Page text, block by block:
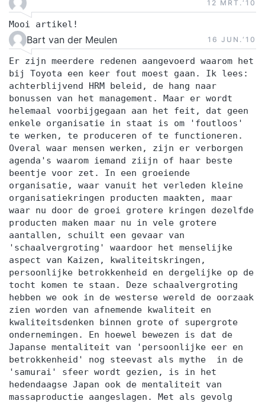
12 MRT.‘10
Mooi artikel!
Bart van der Meulen 16 JUN.‘10
Er zijn meerdere redenen aangevoerd waarom het
bij Toyota een keer fout moest gaan. Ik lees:
achterblijvend HRM beleid, de hang naar
bonussen van het management. Maar er wordt
helemaal voorbijgegaan aan het feit, dat geen
enkele organisatie in staat is om 'foutloos'
te werken, te produceren of te functioneren.
Overal waar mensen werken, zijn er verborgen
agenda's waarom iemand ziijn of haar beste
beentje voor zet. In een groeiende
organisatie, waar vanuit het verleden kleine
organisatiekringen producten maakten, maar
waar nu door de groei grotere kringen dezelfde
producten maken maar nu in vele grotere
aantallen, schuilt een gevaar van
'schaalvergroting' waardoor het menselijke
aspect van Kaizen, kwaliteitskringen,
persoonlijke betrokkenheid en dergelijke op de
tocht komen te staan. Deze schaalvergroting
hebben we ook in de westerse wereld de oorzaak
zien worden van afnemende kwaliteit en
kwaliteitsdenken binnen grote of supergrote
ondernemingen. En hoewel bewezen is dat de
Japanse mentaliteit van 'persoonlijke eer en
betrokkenheid' nog steevast als mythe in de
'samurai' sfeer wordt gezien, is in het
hedendaagse Japan ook de mentaliteit van
massaproductie aangeslagen. Met als gevolg